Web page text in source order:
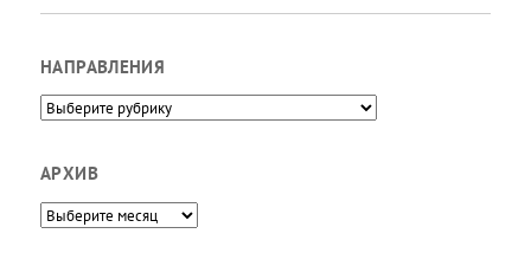
НАПРАВЛЕНИЯ
Направления
АРХИВ
Архив